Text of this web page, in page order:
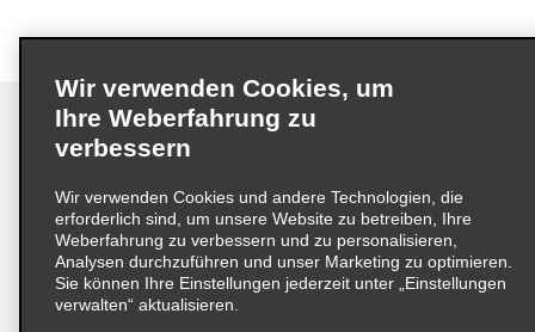
Impressum Nutzungsbedingungen
Datenschutzrichtlinie
Cookie-Richtlinie
Datenschutzoptionen
Lieferkettensorgfaltspflichtengesetz (LkSG) Grundsatzerklärung
Beschwerdeverfahren nach dem
Wir verwenden Cookies, um
Ihre Weberfahrung zu
verbessern
Wir verwenden Cookies und andere Technologien, die
erforderlich sind, um unsere Website zu betreiben, Ihre
Weberfahrung zu verbessern und zu personalisieren,
Analysen durchzuführen und unser Marketing zu optimieren.
Sie können Ihre Einstellungen jederzeit unter „Einstellungen
verwalten“ aktualisieren.